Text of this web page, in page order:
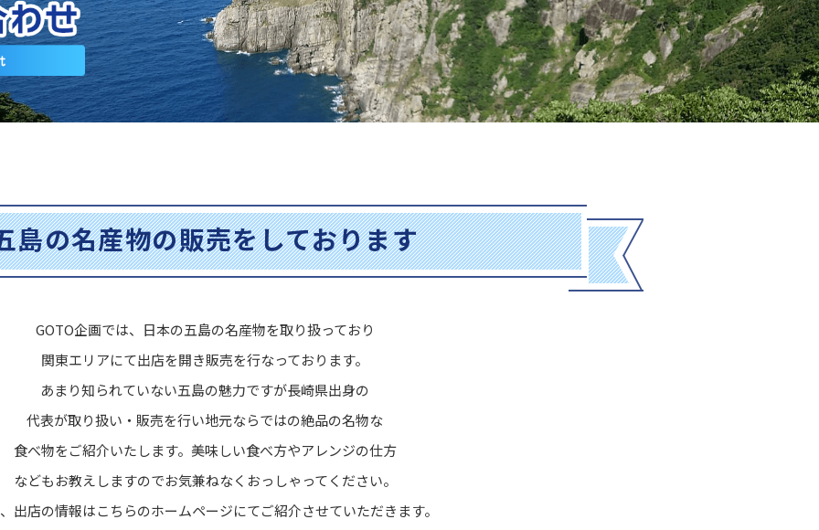
島の名産物の販売をしております
GOTO企画では、日本の五島の名産物を取り扱っており
関東エリアにて出店を開き販売を行なっております。
あまり知られていない五島の魅力ですが長崎県出身の
代表が取り扱い・販売を行い地元ならではの絶品の名物な
食べ物をご紹介いたします。美味しい食べ方やアレンジの仕方
などもお教えしますのでお気兼ねなくおっしゃってください。
出店の情報はこちらのホームページにてご紹介させていただきます。